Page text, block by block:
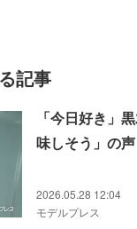
記事
「今日好き」
味しそう」の声
2026.05.28 12:04
モデルプレス